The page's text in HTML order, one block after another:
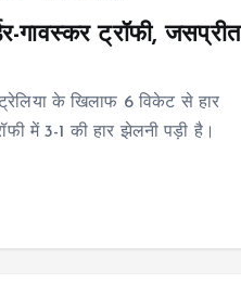
गावस्कर ट्रॉफी, जसप्रीत
के खिलाफ 6 विकेट से हार
में 3-1 की हार झेलनी पड़ी है।